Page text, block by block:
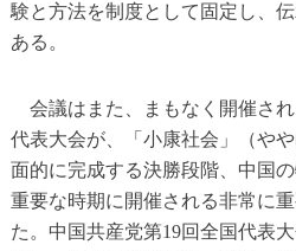
験と方法を制度として固定し、
ある。
会議はまた、まもなく開催され
代表大会が、「小康社会」（や
面的に完成する決勝段階、中国
重要な時期に開催される非常に
た。中国共産党第19回全国代表